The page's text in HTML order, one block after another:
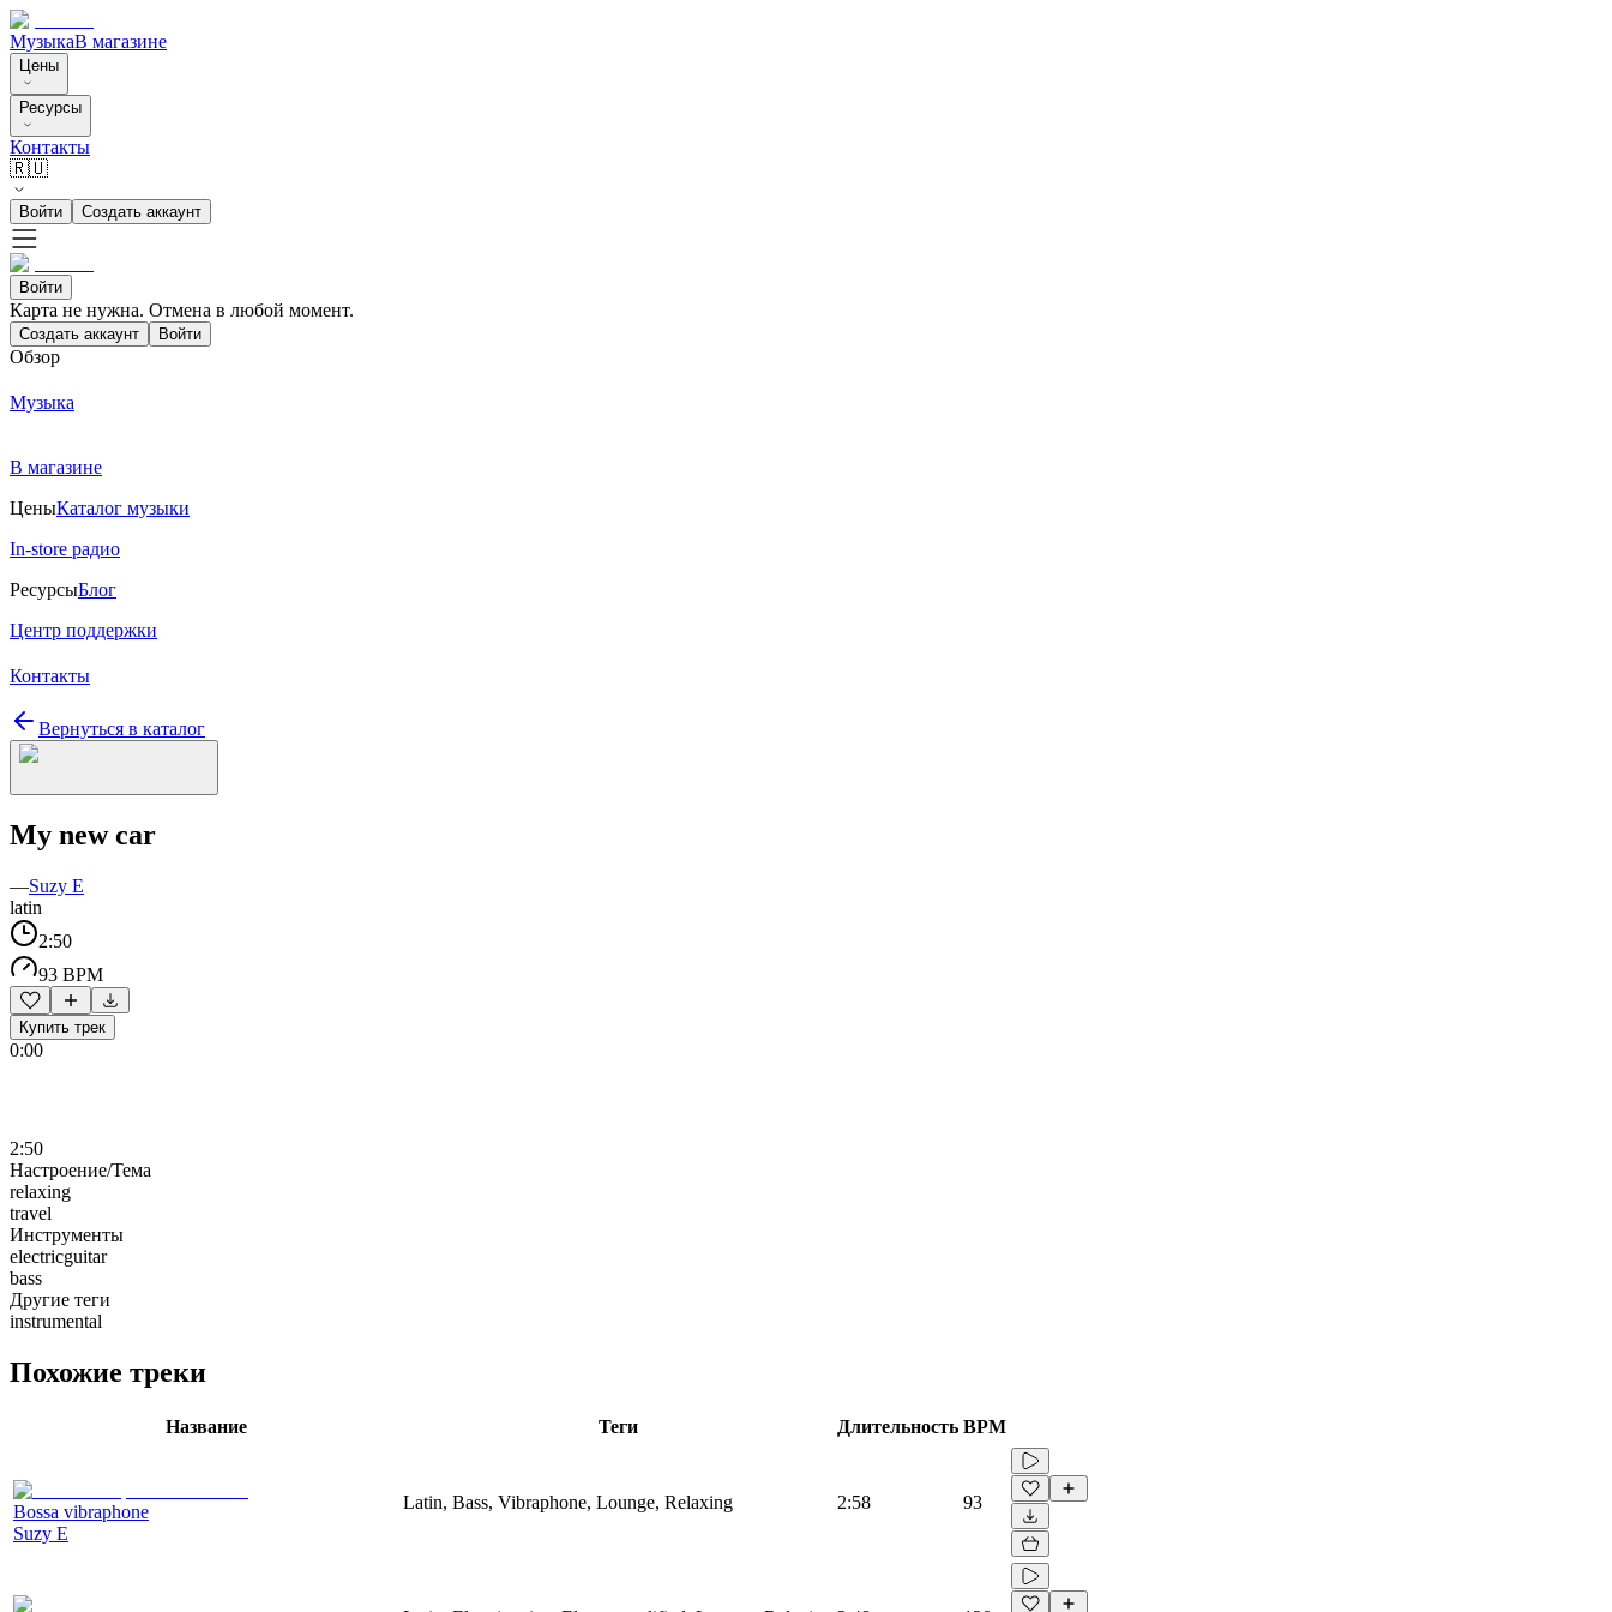
МузыкаВ магазине
Цены
Ресурсы
Контакты
🇷🇺
Войти Создать аккаунт
Войти
Карта не нужна. Отмена в любой момент.
Создать аккаунт Войти
Обзор
Музыка
В магазине
ЦеныКаталог музыки
In-store радио
РесурсыБлог
Центр поддержки
Контакты
Вернуться в каталог
My new car
—Suzy E
latin
2:50
93 BPM
Купить трек
0:00
2:50
Настроение/Тема
relaxing
travel
Инструменты
electricguitar
bass
Другие теги
instrumental
Похожие треки
Название Теги Длительность BPM
Bossa vibraphone
Suzy E
Latin, Bass, Vibraphone, Lounge, Relaxing 2:58 93